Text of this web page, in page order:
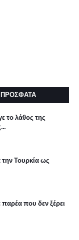
ΠΡΟΣΦΑΤΑ
το λάθος της
την Τουρκία ως
που δεν ξέρει